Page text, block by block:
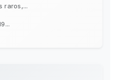
raros,...